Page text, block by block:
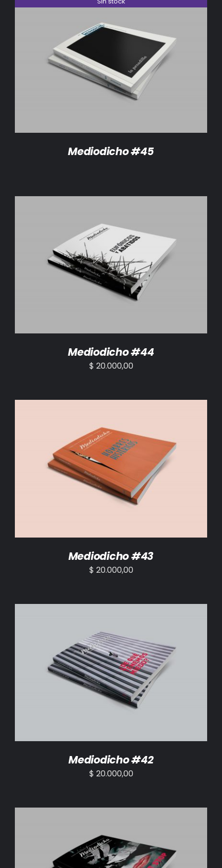
DETALLES
Mediodicho #45
AÑADIR AL CARRITO / DETALLES
Mediodicho #44
$ 20.000,00
AÑADIR AL CARRITO DETALLES
Mediodicho #43
$ 20.000,00
AÑADIR AL CARRITO / DETALLES
Mediodicho #42
$ 20.000,00